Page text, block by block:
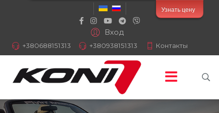
Вход
+380688151313 +380938151313 Контакты
Узнать цену